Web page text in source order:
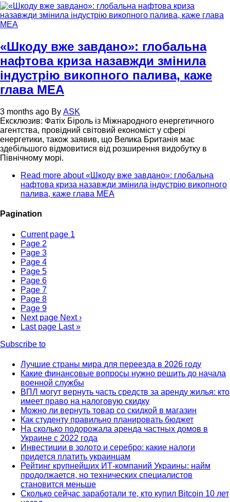
«Шкоду вже завдано»: глобальна
нафтова криза назавжди змінила
індустрію викопного палива, каже
глава МЕА
3 months ago By ASK
Ексклюзив: Фатіх Біроль із Міжнародного енергетичного
агентства, провідний світовий економіст у сфері
енергетики, також заявив, що Велика Британія має
здебільшого відмовитися від розширення видобутку в
Північному морі.
Read more about «Шкоду вже завдано»: глобальна
нафтова криза назавжди змінила індустрію викопного
палива, каже глава МЕА
Pagination
Current page 1
Page 2
Page 3
Page 4
Page 5
Page 6
Page 7
Page 8
Page 9
Next page Next ›
Last page Last »
Subscribe to
Лучшие страны мира для переезда в 2026 году
Какие финансовые вопросы нужно решить до начала
военной службы
ВПЛ могут вернуть часть средств за аренду жилья: кто
имеет право на налоговую скидку
Можно ли вернуть товар со скидкой в ​​магазин
Как студенту правильно планировать бюджет
На сколько подорожала аренда частных домов в
Украине с 2022 года
Инвестиции в золото и серебро: какие налоги
придется платить украинцам
Рейтинг крупнейших ИТ-компаний Украины: найм
продолжается, но технических специалистов
становится меньше
Сколько сейчас заработали те, кто купил Bitcoin 10 лет